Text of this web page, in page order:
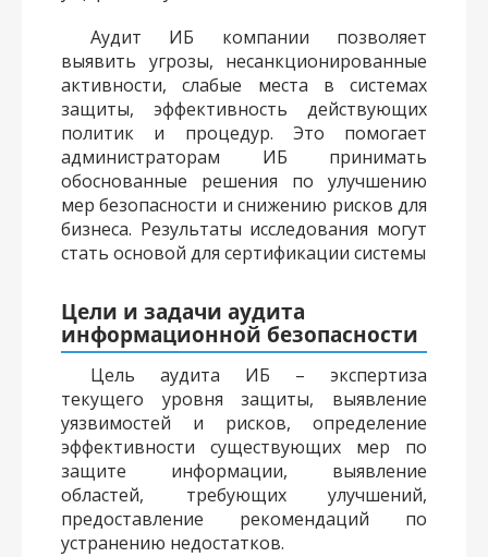
Аудит ИБ компании позволяет
выявить угрозы, несанкционированные
активности, слабые места в системах
защиты, эффективность действующих
политик и процедур. Это помогает
администраторам ИБ принимать
обоснованные решения по улучшению
мер безопасности и снижению рисков для
бизнеса. Результаты исследования могут
стать основой для сертификации системы
Цели и задачи аудита
информационной безопасности
Цель аудита ИБ – экспертиза
текущего уровня защиты, выявление
уязвимостей и рисков, определение
эффективности существующих мер по
защите информации, выявление
областей, требующих улучшений,
предоставление рекомендаций по
устранению недостатков.